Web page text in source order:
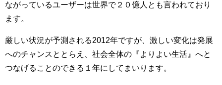
ながっているユーザーは世界で２０億人とも言われており
ます。
厳しい状況が予測される2012年ですが、激しい変化は発展
へのチャンスととらえ、社会全体の『よりよい生活』へと
つなげることのできる１年にしてまいります。